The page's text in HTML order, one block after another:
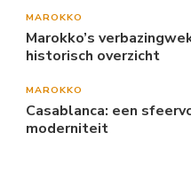
MAROKKO
Marokko’s
historisch overzicht
MAROKKO
Casablanca: een
moderniteit